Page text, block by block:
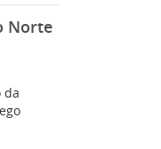
Norte
da